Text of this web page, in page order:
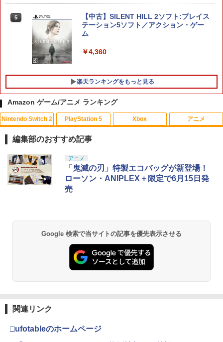
5
【中古】SILENT HILL 2ソフト:プレイス
テーション5ソフト／アクション・ゲー
ム
￥4,360
楽天ランキングをもっと見る
1 【中古】ぷよぷよ通 決定盤
￥358
2
【中古】グランツーリスモ4
4
￥476
Amazon ゲーム/アニメ ランキング
Nintendo Switch 2
1
スプラトゥーン レイダース|オンライン
コード版
スプラトゥーン レイダース -Switch2
PlayStation 5
1
PlayStation 5 デジタル・エディション
日本語専用 Console Language: Japan
ese only (CFI-2200B01)
Beast of Reincarnation -PS5 【特典】
プロダクトコード 封入
￥7,286
￥11,849
Xbox
1
【純正品】Xbox ワイヤレス コントロー
ラー + USB-C® ケーブル
2
【純正品】Xbox ワイヤレス コントロー
ラー (ロボット ホワイト)
￥7,681
【純正品】Xbox ワイヤレス コントロー
アニメ
1
劇場版「鬼滅の刃」無限城編 第一章 猗
窩座再来 通常版 [Blu-ray]
劇場版「鬼滅の刃」無限城編 第一章 猗
窩座再来 通常版 [DVD]
￥3,523
(オリジナル特典:オリジナル巾着＋メー
カー特典:【坤と離】二振りの剣、十翼よ
編集部のおすすめ記事
アニメ
「鬼滅の刃」特製エコバッグが新登場！
ローソン・ANIPLEX＋限定で6月15日発
売
Google 検索で当サイトの記事を優先表示させる
関連リンク
□ufotableのホームページ